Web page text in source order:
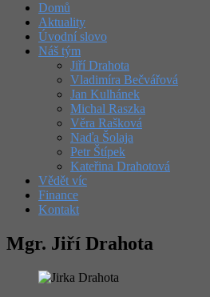
Domů
Aktuality
Úvodní slovo
Náš tým
Jiří Drahota
Vladimíra Bečvářová
Jan Kulhánek
Michal Raszka
Věra Rašková
Naďa Šolaja
Petr Štípek
Kateřina Drahotová
Vědět víc
Finance
Kontakt
Mgr. Jiří Drahota